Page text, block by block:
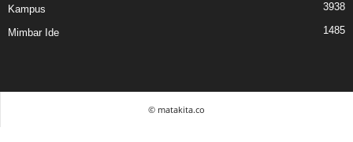
Kampus 3938
Mimbar Ide 1485
© matakita.co